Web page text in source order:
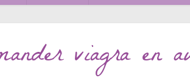
viagra en